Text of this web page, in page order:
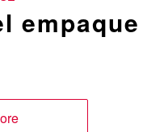
empaque